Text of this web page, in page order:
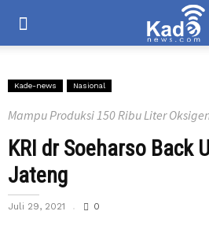
Kade-news Nasional
Mampu Produksi 150 Ribu Liter
KRI dr Soeharso Back
Jateng
Juli 29, 2021 0